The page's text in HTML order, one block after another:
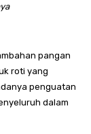
pangan
roti yang
penguatan
dalam